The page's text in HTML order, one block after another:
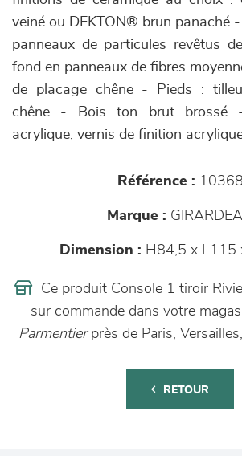
veiné ou DEKTON® brun panaché
panneaux de particules revêtus
fond en panneaux de fibres
de placage chêne - Pieds :
chêne - Bois ton brut brossé
acrylique, vernis de finition
Référence : 10368
Marque :
Dimension : H84,5 x L115
Ce produit Console 1 tiroir
sur commande dans votre
Parmentierprès de Paris,
RETOUR